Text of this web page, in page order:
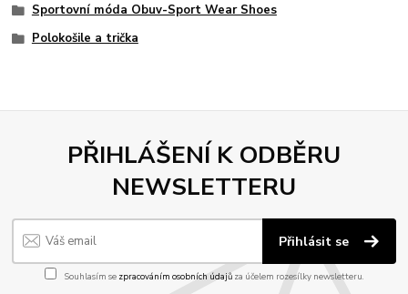
Sportovní móda Obuv-Sport Wear Shoes
Polokošile a trička
PŘIHLÁŠENÍ K ODBĚRU
NEWSLETTERU
Přihlásit se
Souhlasím se zpracováním osobních údajůza účelem rozesílky newsletteru.